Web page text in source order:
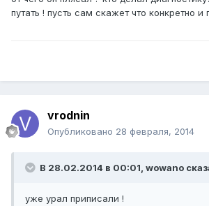
путать ! пусть сам скажет что конкретно и
vrodnin
Опубликовано 28 февраля, 2014
В 28.02.2014 в 00:01, wowano
уже урал приписали !